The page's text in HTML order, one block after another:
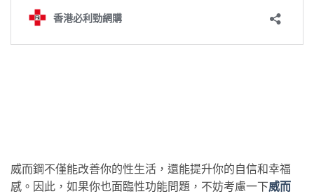
威而鋼不僅能改善你的性生活，還能提升你的自信和幸福
感。因此，如果你也面臨性功能問題，不妨考慮一下威而